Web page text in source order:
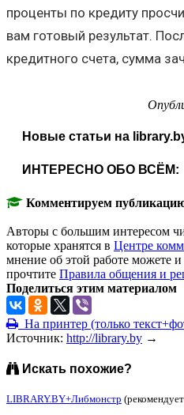
проценты по кредиту
вам готовый результат.
кредитного счета, сумма
Новые статьи на
ИНТЕРЕСНО ОБО ВСЁМ:
Комментируем
Авторы с большим интересом
которые хранятся в Центре
мнение об этой работе можете
прочтите Правила общения и
Поделиться этим материалом
На принтер (только
Источник: http://library.by →
Искать похожие?
LIBRARY.BY+Либмонстр